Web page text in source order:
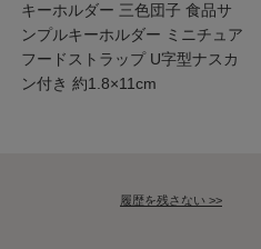
キーホルダー 三色団子 食品サ
ンプルキーホルダー ミニチュア
フードストラップ U字型ナスカ
ン付き 約1.8×11cm
履歴を残さない >>